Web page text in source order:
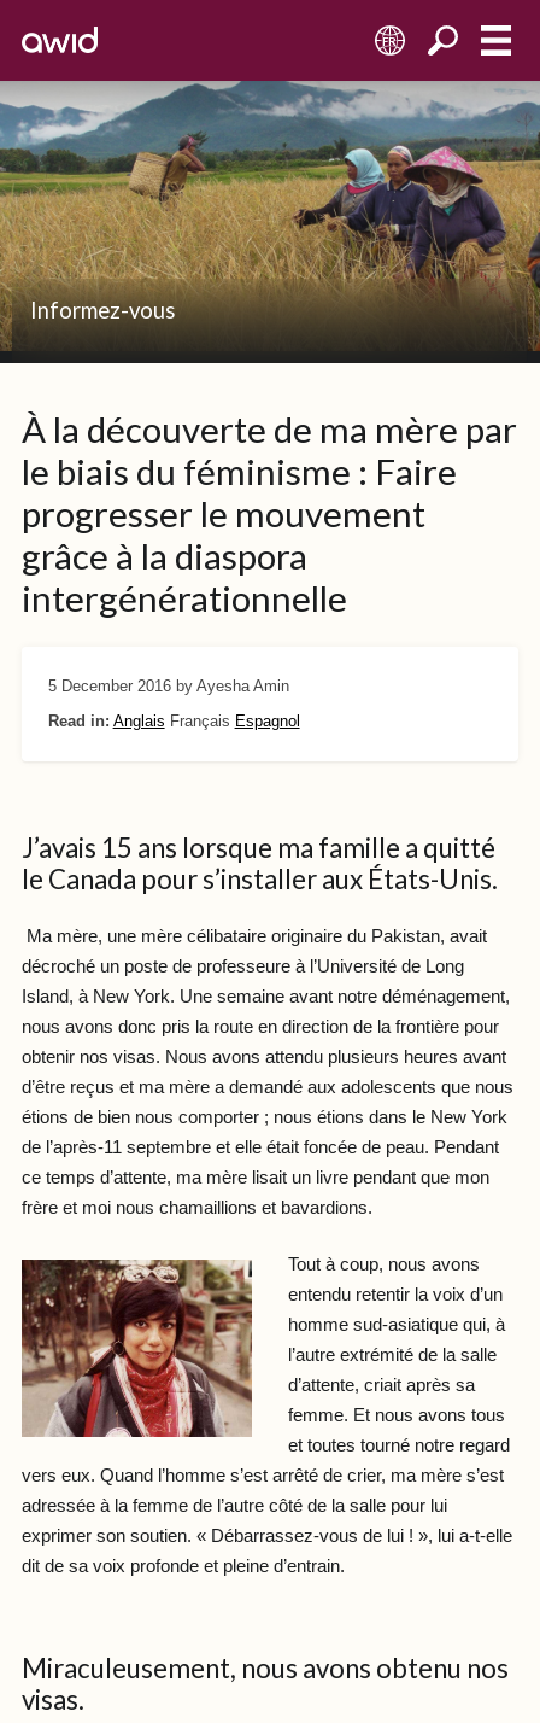
FR
Informez-vous
À la découverte de ma mère par
le biais du féminisme : Faire
progresser le mouvement
grâce à la diaspora
intergénérationnelle
5 December 2016 by Ayesha Amin
Read in: Anglais Français Espagnol
J’avais 15 ans lorsque ma famille a quitté
le Canada pour s’installer aux États-Unis.
Ma mère, une mère célibataire originaire du Pakistan, avait
décroché un poste de professeure à l’Université de Long
Island, à New York. Une semaine avant notre déménagement,
nous avons donc pris la route en direction de la frontière pour
obtenir nos visas. Nous avons attendu plusieurs heures avant
d’être reçus et ma mère a demandé aux adolescents que nous
étions de bien nous comporter ; nous étions dans le New York
de l’après-11 septembre et elle était foncée de peau. Pendant
ce temps d’attente, ma mère lisait un livre pendant que mon
frère et moi nous chamaillions et bavardions.
Tout à coup, nous avons
entendu retentir la voix d’un
homme sud-asiatique qui, à
l’autre extrémité de la salle
d’attente, criait après sa
femme. Et nous avons tous
et toutes tourné notre regard
vers eux. Quand l’homme s’est arrêté de crier, ma mère s’est
adressée à la femme de l’autre côté de la salle pour lui
exprimer son soutien. « Débarrassez-vous de lui ! », lui a-t-elle
dit de sa voix profonde et pleine d’entrain.
Miraculeusement, nous avons obtenu nos
visas.